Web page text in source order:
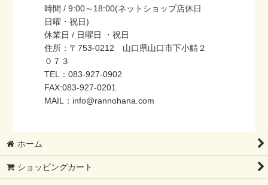
時間 / 9:00～18:00(ネットショップ店休日
日曜・祝日)
休業日 / 日曜日 ・祝日
住所：〒753-0212 山口県山口市下小鯖２
０７３
TEL：083-927-0902
FAX:083-927-0201
MAIL：info@rannohana.com
ホーム
ショッピングカート